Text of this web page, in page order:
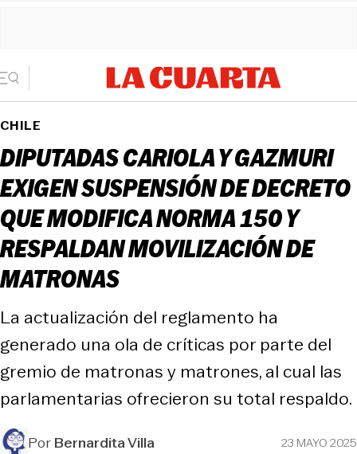
CHILE
DIPUTADAS CARIOLA Y GAZMURI
EXIGEN SUSPENSIÓN DE DECRETO
QUE MODIFICA NORMA 150 Y
RESPALDAN MOVILIZACIÓN DE
MATRONAS
La actualización del reglamento ha
generado una ola de críticas por parte del
gremio de matronas y matrones, al cual las
parlamentarias ofrecieron su total respaldo.
PorBernardita Villa 23 MAYO 2025